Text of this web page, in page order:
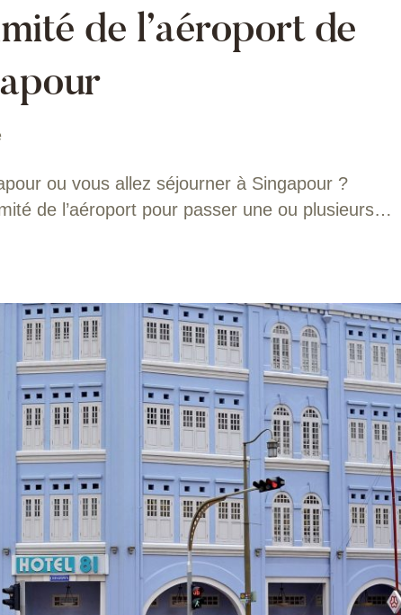
de l’aéroport de
ou vous allez séjourner à Singapour ?
de l’aéroport pour passer une ou plusieurs…